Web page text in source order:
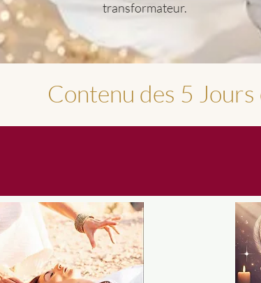
transformateur.
Contenu des 5